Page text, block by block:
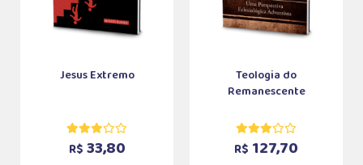
Jesus Extremo
R$ 33,80
Teologia do
Remanescente
R$ 127,70